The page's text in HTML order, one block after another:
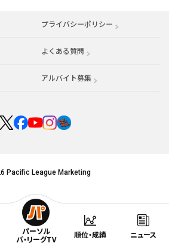
プライバシーポリシー
く） よくある質問
アルバイト募集 （別ウィンドウで開く
Pacific League Marketing
パーソル
パ・リーグTV
順位・成績 ニュース